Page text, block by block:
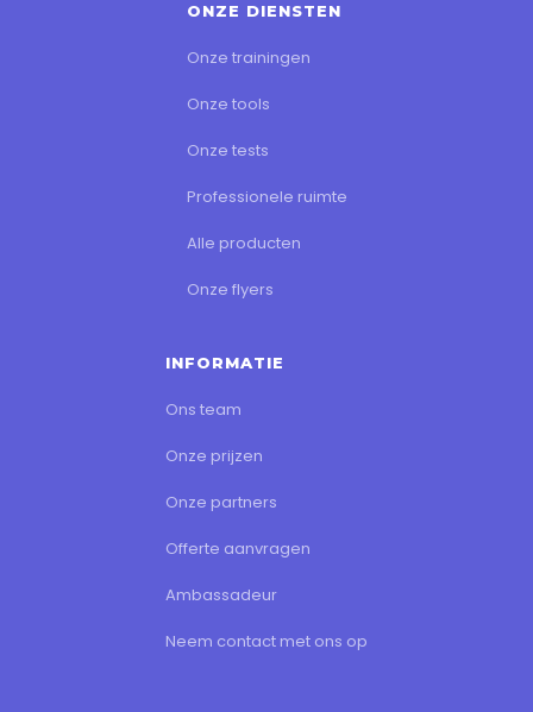
ONZE DIENSTEN
Onze trainingen
Onze tools
Onze tests
Professionele ruimte
Alle producten
Onze flyers
INFORMATIE
Ons team
Onze prijzen
Onze partners
Offerte aanvragen
Ambassadeur
Neem contact met ons op